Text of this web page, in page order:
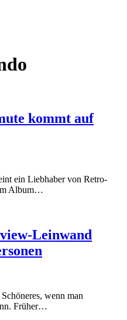
kommt auf
ein Liebhaber von Retro-
Album…
Leinwand
wenn man
Früher…